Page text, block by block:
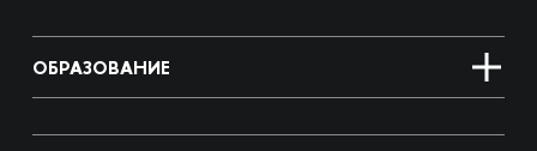
ОБРАЗОВАНИЕ